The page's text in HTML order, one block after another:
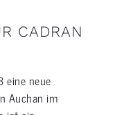
CADRAN
eine neue
Auchan im